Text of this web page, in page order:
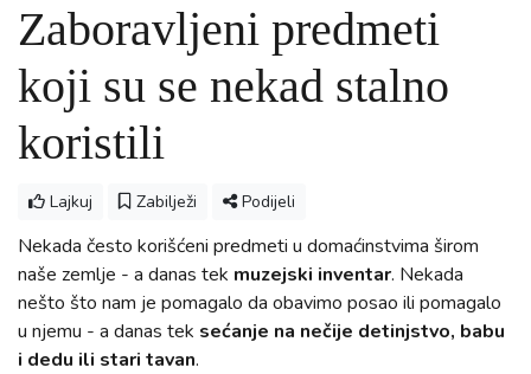
Zaboravljeni predmeti
koji su se nekad stalno
koristili
Lajkuj Zabilježi Podijeli
Nekada često korišćeni predmeti u domaćinstvima širom
naše zemlje - a danas tek muzejski inventar. Nekada
nešto što nam je pomagalo da obavimo posao ili pomagalo
u njemu - a danas tek sećanje na nečije detinjstvo, babu
i dedu ili stari tavan.